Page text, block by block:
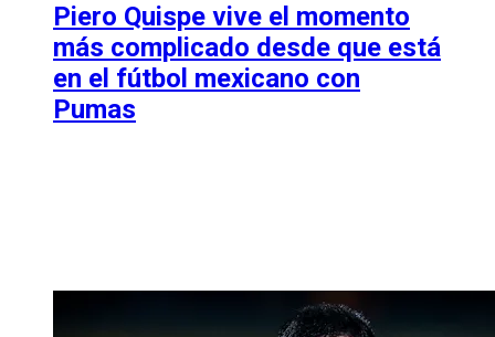
Piero Quispe vive el momento
más complicado desde que está
en el fútbol mexicano con
Pumas